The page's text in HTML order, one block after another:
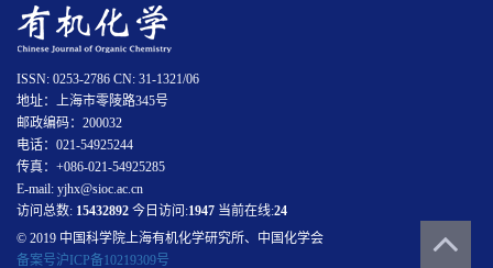
ISSN: 0253-2786 CN: 31-1321/06
地址：上海市零陵路345号
邮政编码：200032
电话：021-54925244
传真：+086-021-54925285
E-mail: yjhx@sioc.ac.cn
访问总数: 15432892 今日访问:1947 当前在线:24
© 2019 中国科学院上海有机化学研究所、中国化学会
备案号沪ICP备10219309号